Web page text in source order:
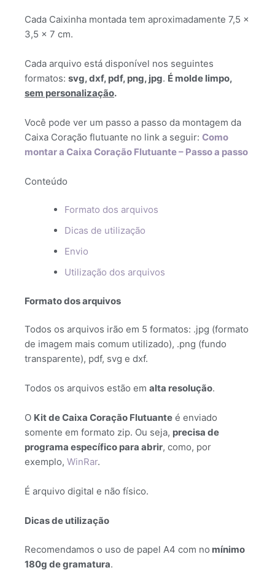
Cada Caixinha montada tem aproximadamente 7,5 x
3,5 x 7 cm.
Cada arquivo está disponível nos seguintes
formatos: svg, dxf, pdf, png, jpg. É molde limpo,
sem personalização.
Você pode ver um passo a passo da montagem da
Caixa Coração flutuante no link a seguir: Como
montar a Caixa Coração Flutuante – Passo a passo
Conteúdo
Formato dos arquivos
Dicas de utilização
Envio
Utilização dos arquivos
Formato dos arquivos
Todos os arquivos irão em 5 formatos: .jpg (formato
de imagem mais comum utilizado), .png (fundo
transparente), pdf, svg e dxf.
Todos os arquivos estão em alta resolução.
O Kit de Caixa Coração Flutuante é enviado
somente em formato zip. Ou seja, precisa de
programa específico para abrir, como, por
exemplo, WinRar.
É arquivo digital e não físico.
Dicas de utilização
Recomendamos o uso de papel A4 com no mínimo
180g de gramatura.